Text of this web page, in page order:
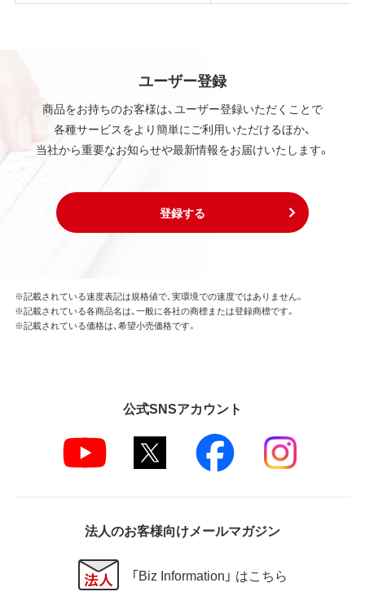
ユーザー登録
商品をお持ちのお客様は、ユーザー登録いただくことで
各種サービスをより簡単にご利用いただけるほか、
当社から重要なお知らせや最新情報をお届けいたします。
登録する
※記載されている速度表記は規格値で、実環境での速度ではありません。
※記載されている各商品名は、一般に各社の商標または登録商標です。
※記載されている価格は、希望小売価格です。
公式SNSアカウント
法人のお客様向けメールマガジン
「Biz Information」 はこちら